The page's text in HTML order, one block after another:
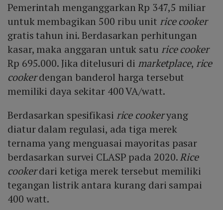
Pemerintah menganggarkan Rp 347,5 miliar
untuk membagikan 500 ribu unit rice cooker
gratis tahun ini. Berdasarkan perhitungan
kasar, maka anggaran untuk satu rice cooker
Rp 695.000. Jika ditelusuri di marketplace, rice
cookerdengan banderol harga tersebut
memiliki daya sekitar 400 VA/watt.
Berdasarkan spesifikasi rice cookeryang
diatur dalam regulasi, ada tiga merek
ternama yang menguasai mayoritas pasar
berdasarkan survei CLASP pada 2020.Rice
cookerdari ketiga merek tersebut memiliki
tegangan listrik antara kurang dari sampai
400 watt.